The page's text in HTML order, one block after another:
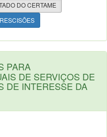
DO CERTAME
PARA
DE SERVIÇOS DE
DE INTERESSE DA